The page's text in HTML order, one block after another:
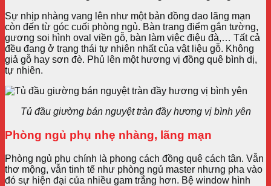
Sự nhịp nhàng vang lên như một bản đồng dao lãng mạn
còn đến từ góc cuối phòng ngủ. Bàn trang điểm gắn tường,
gương soi hình oval viền gỗ, bàn làm việc điệu đà,… Tất cả
đều đang ở trạng thái tự nhiên nhất của vật liệu gỗ. Không
giả gỗ hay sơn đè. Phủ lên một hương vị đồng quê bình dị,
tự nhiên.
Tủ đầu giường bán nguyệt tràn đầy hương vị bình yên
Phòng ngủ phụ nhẹ nhàng, lãng mạn
Phòng ngủ phụ chính là phong cách đồng quê cách tân. Vẫn
thơ mộng, vẫn tinh tế như phòng ngủ master nhưng pha vào
đó sự hiện đại của nhiều gam trắng hơn. Bệ window hình